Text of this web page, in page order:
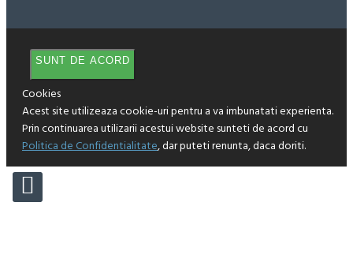
SUNT DE ACORD
Cookies
Acest site utilizeaza cookie-uri pentru a va imbunatati experienta.
Prin continuarea utilizarii acestui website sunteti de acord cu
Politica de Confidentialitate, dar puteti renunta, daca doriti.